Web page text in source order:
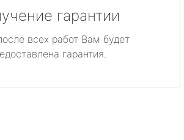
гарантии
всех работ Вам будет
гарантия.